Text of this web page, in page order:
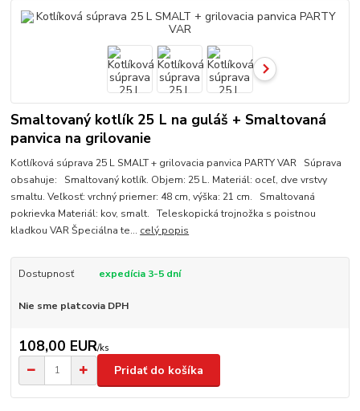
Smaltovaný kotlík 25 L na guláš + Smaltovaná
panvica na grilovanie
Kotlíková súprava 25 L SMALT + grilovacia panvica PARTY VAR Súprava
obsahuje: Smaltovaný kotlík. Objem: 25 L. Materiál: oceľ, dve vrstvy
smaltu. Veľkosť: vrchný priemer: 48 cm, výška: 21 cm. Smaltovaná
pokrievka Materiál: kov, smalt. Teleskopická trojnožka s poistnou
kladkou VAR Špeciálna te... celý popis
Dostupnosť expedícia 3-5 dní
Nie sme platcovia DPH
108,00 EUR/ks
Pridať do košíka